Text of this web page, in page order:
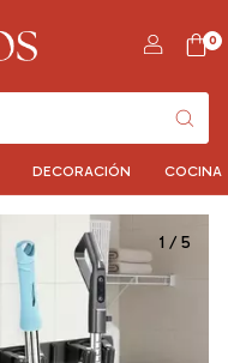
0
DECORACIÓN COCINA
1 / 5